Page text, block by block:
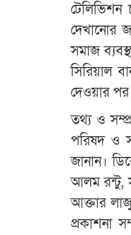
টেলিভিশন
দেখানোর
সমাজ
সিরিয়াল
দেওয়ার পর
তথ্য ও
পরিষদ ও
জানান।
আলম রন্টু,
আক্তার
প্রকাশনা